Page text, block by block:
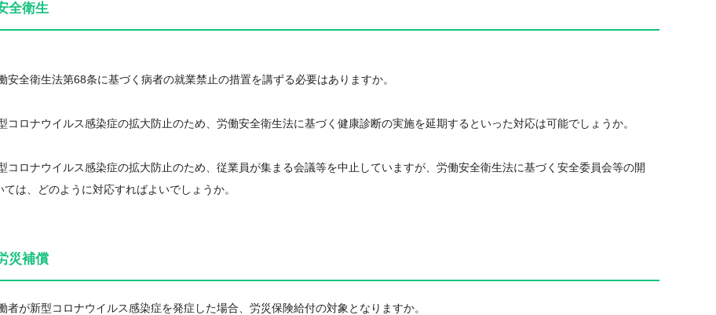
全衛生
安全衛生法第68条に基づく病者の就業禁止の措置を講ずる必要はありますか。
コロナウイルス感染症の拡大防止のため、労働安全衛生法に基づく健康診断の実施を延期するといった対応は可能でしょうか。
コロナウイルス感染症の拡大防止のため、従業員が集まる会議等を中止していますが、労働安全衛生法に基づく安全委員会等の開
ては、どのように対応すればよいでしょうか。
災補償
者が新型コロナウイルス感染症を発症した場合、労災保険給付の対象となりますか。